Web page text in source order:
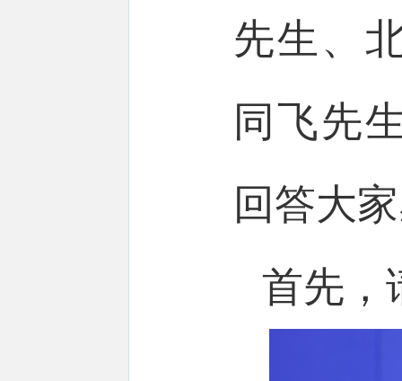
先生、
同飞先
回答大
首先，